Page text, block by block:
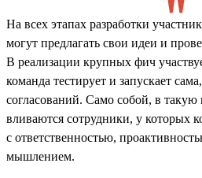
На всех этапах разработки
могут предлагать свои идеи и
В реализации крупных фич
команда тестирует и запускает
согласований. Само собой, в
вливаются сотрудники, у которых
с ответственностью,
мышлением.